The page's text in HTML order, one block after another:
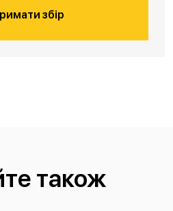
збір
також